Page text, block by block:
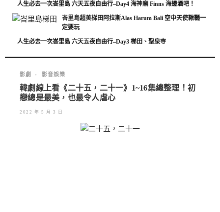
人生必去一次峇里島 六天五夜自由行–Day4 海神廟 Finns 海邊酒吧！
峇里島超美梯田阿拉斯Alas Harum Bali 空中天使鞦韆一
定要玩
人生必去一次峇里島 六天五夜自由行–Day3 梯田、聖泉寺
影劇 • 影音娛樂
韓劇線上看《二十五，二十一》1~16集總整理！初
戀總是最美，也最令人虐心
2022 年 5 月 3 日